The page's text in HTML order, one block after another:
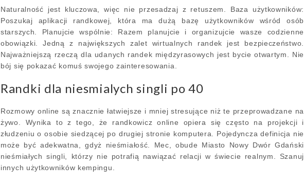
Naturalność jest kluczowa, więc nie przesadzaj z retuszem. Baza użytkowników:
Poszukaj aplikacji randkowej, która ma dużą bazę użytkowników wśród osób
starszych. Planujcie wspólnie: Razem planujcie i organizujcie wasze codzienne
obowiązki. Jedną z największych zalet wirtualnych randek jest bezpieczeństwo.
Najważniejszą rzeczą dla udanych randek międzyrasowych jest bycie otwartym. Nie
bój się pokazać komuś swojego zainteresowania.
Randki dla niesmialych singli po 40
Rozmowy online są znacznie łatwiejsze i mniej stresujące niż te przeprowadzane na
żywo. Wynika to z tego, że randkowicz online opiera się często na projekcji i
złudzeniu o osobie siedzącej po drugiej stronie komputera. Pojedyncza definicja nie
może być adekwatna, gdyż nieśmiałość. Mec, obude Miasto Nowy Dwór Gdański
nieśmiałych singli, którzy nie potrafią nawiązać relacji w świecie realnym. Szanuj
innych użytkowników kempingu.